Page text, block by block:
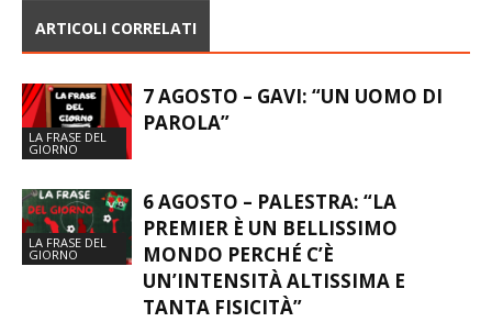
ARTICOLI CORRELATI
LA FRASE DEL
GIORNO
7 AGOSTO – GAVI: “UN UOMO DI
PAROLA”
LA FRASE DEL
GIORNO
6 AGOSTO – PALESTRA: “LA
PREMIER È UN BELLISSIMO
MONDO PERCHÉ C’È
UN’INTENSITÀ ALTISSIMA E
TANTA FISICITÀ”